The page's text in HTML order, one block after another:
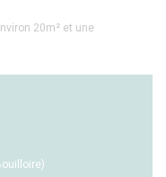
20m² et une